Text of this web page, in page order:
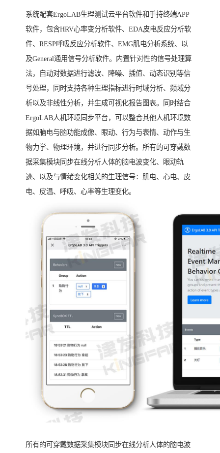
系统配套ErgoLAB生理测试云平台软件和手持终端APP
软件，包含HRV心率变分析软件、EDA皮电反应分析软
件、RESP呼吸反应分析软件、EMG肌电分析系统、以
及General通用信号分析软件。内置针对性的信号处理算
法，自动对数据进行滤波、降噪、插值、动态识别等信
号处理，同时支持各种生理指标进行时域分析、频域分
析以及非线性分析，并生成可视化报告图表。同时结合
ErgoLAB人机环境同步平台，可以整合其他人机环境数
据如脑电与脑功能成像、眼动、行为与表情、动作与生
物力学、物理环境，并进行同步分析。所有的可穿戴数
据采集模块同步在线分析人体的脑电波变化、眼动轨
迹、以及与情绪变化相关的生理信号：肌电、心电、皮
电、皮温、呼吸、心率等生理变化。
所有的可穿戴数据采集模块同步在线分析人体的脑电波